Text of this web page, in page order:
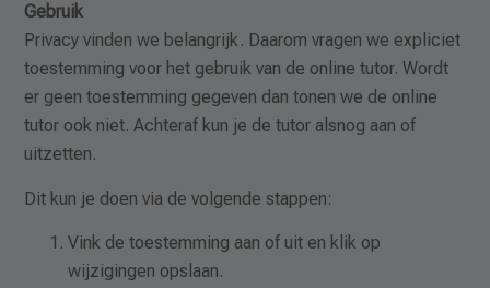
Gebruik
Privacy vinden we belangrijk. Daarom vragen we expliciet
toestemming voor het gebruik van de online tutor. Wordt
er geen toestemming gegeven dan tonen we de online
tutor ook niet. Achteraf kun je de tutor alsnog aan of
uitzetten.
Dit kun je doen via de volgende stappen:
Vink de toestemming aan of uit en klik op
wijzigingen opslaan.